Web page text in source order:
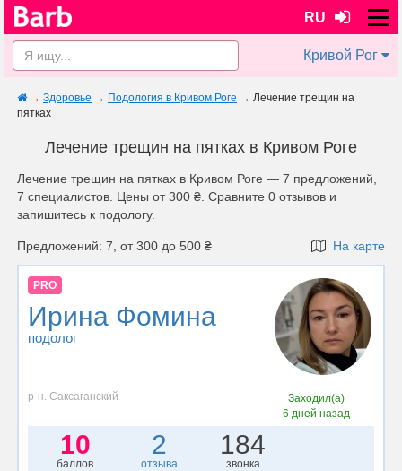
RU
Кривой Рог
→ Здоровье → Подология в Кривом Роге → Лечение трещин на
пятках
Лечение трещин на пятках в Кривом Роге
Лечение трещин на пятках в Кривом Роге — 7 предложений,
7 специалистов. Цены от 300 ₴. Сравните 0 отзывов и
запишитесь к подологу.
Предложений: 7, от 300 до 500 ₴ На карте
PRO
Ирина Фомина
подолог
р-н. Саксаганский
Заходил(а)
6 дней назад
10
баллов
2
отзыва
184
звонка